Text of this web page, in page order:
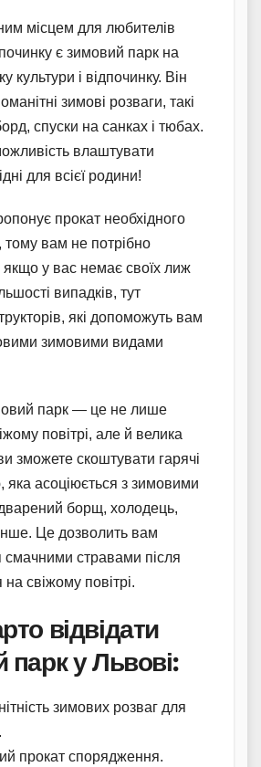
місцем для любителів
є зимовий парк на
культури і відпочинку. Він
зимові розваги, такі
спуски на санках і тюбах.
влаштувати
для всієї родини!
прокат необхідного
вам не потрібно
у вас немає своїх лиж
випадків, тут
які допоможуть вам
зимовими видами
парк — це не лише
повітрі, але й велика
зможете скоштувати гарячі
яка асоціюється з зимовими
борщ, холодець,
Це дозволить вам
смачними стравами після
свіжому повітрі.
відвідати
парк у Львові:
зимових розваг для
прокат спорядження.